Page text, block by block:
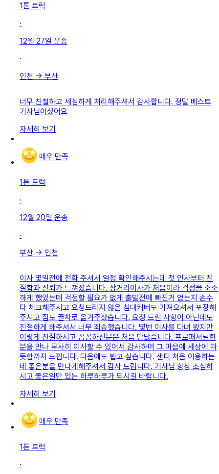
1톤 트럭
·
12월 27일 운송
·
인천 → 부산
너무 친철하고 세심하게 처리해주셔서 감사합니다. 정말 베스트
기사님이셨어요
자세히 보기
매우 만족
1톤 트럭
·
12월 20일 운송
·
부산 → 인천
이사 몇일전에 전화 주셔서 일정 확인해주시는데 첫 인사부터 친
절함과 신뢰가 느껴졌습니다. 장거리이사가 처음이라 걱정을 소소
하게 했었는데 걱정할 필요가 없게 출발전에 빠진거 없는지 손수
다 체크해주시고 요청드리지 않은 침대커버도 가져오셔서 포장해
주시고 짐도 끌차로 옮겨주셨습니다. 요청 드린 사항이 아닌데도
진철하게 해주셔서 너무 죄송했습니다. 몇번 이사를 다녀 봤지만
이렇게 친절하시고 꼼꼼하신분은 처음 만났습니다. 프로패셔널한
분을 만나 무사히 이사할 수 있어서 감사하며 그 마음에 세상에 따
듯함까지 느낍니다. 다음에도 뵙고 싶습니다. 샌디 처음 이용하는
데 좋은분을 만나게해주셔서 감사 드립니다. 기사님 항상 조심하
시고 좋은일만 있는 하루하루가 되시길 바랍니다.
자세히 보기
매우 만족
1톤 트럭
·